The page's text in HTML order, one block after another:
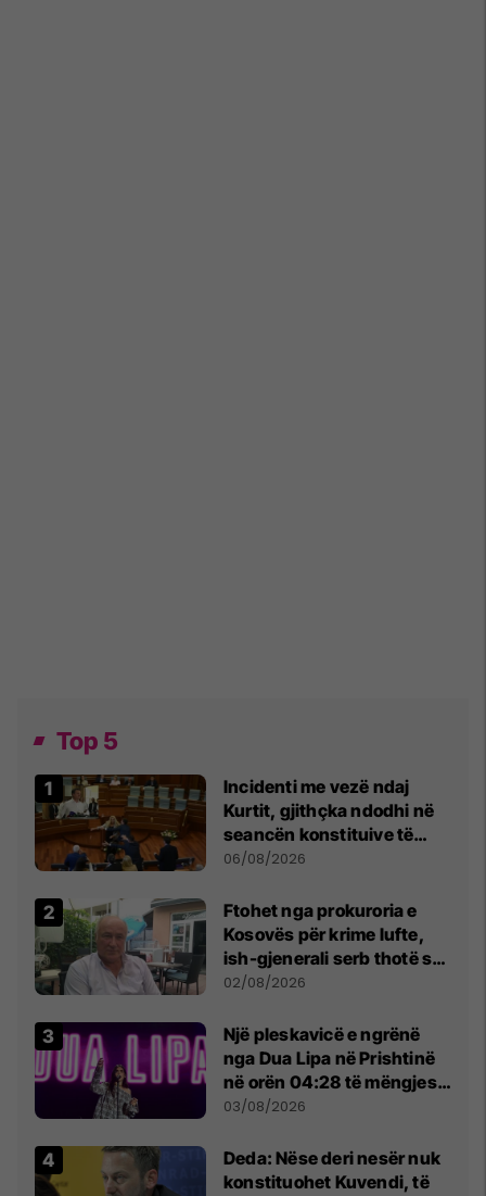
Top 5
Incidenti me vezë ndaj
Kurtit, gjithçka ndodhi në
seancën konstituive të
Kuvendit
06/08/2026
Ftohet nga prokuroria e
Kosovës për krime lufte,
ish-gjenerali serb thotë se
dikush e tradhtoi në
02/08/2026
Një pleskavicë e ngrënë
nga Dua Lipa në Prishtinë
në orën 04:28 të mëngjesit
- dhe bota digjitale serbe
03/08/2026
Deda: Nëse deri nesër nuk
konstituohet Kuvendi, të